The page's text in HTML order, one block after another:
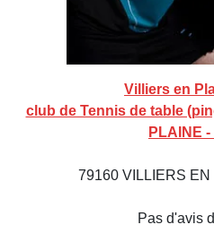
Villiers en
club de Tennis de table
PLAINE -
79160 VILLIERS EN
Pas d'avis